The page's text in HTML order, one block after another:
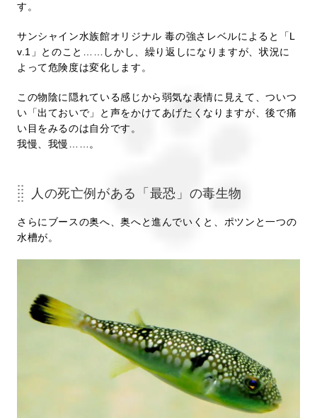
す。
サンシャイン水族館オリジナル 毒の強さレベルによると「L
v.1」とのこと……しかし、繰り返しになりますが、状況に
よって危険度は変化します。
この物陰に隠れている感じから弱気な表情に見えて、ついつ
い「出ておいで」と声をかけてあげたくなりますが、後で痛
い目をみるのは自分です。
我慢、我慢……。
人の死亡例がある「最恐」の毒生物
さらにブースの奥へ、奥へと進んでいくと、ポツンと一つの
水槽が。